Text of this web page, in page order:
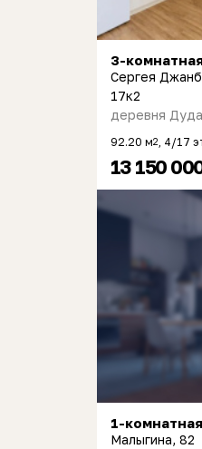
3-
Сергея
17к2
деревня
92.20 м2, 4/17
13 150
1-
Малыгина, 82